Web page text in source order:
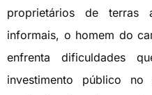
proprietários de terras
informais, o homem do
enfrenta dificuldades
investimento público